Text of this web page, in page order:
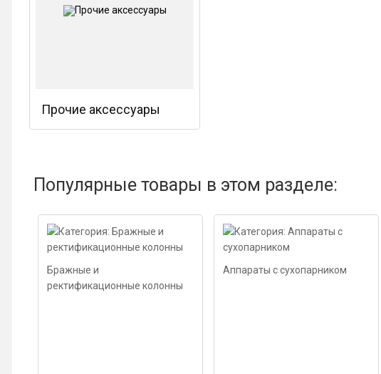
Прочие аксессуары
Популярные товары в этом разделе:
Бражные и
ректификационные колонны
Аппараты с сухопарником